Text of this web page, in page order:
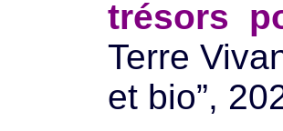
trésors
Terre
et bio”,